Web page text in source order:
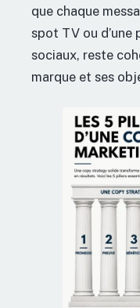
que chaque
spot TV ou d’une
sociaux, reste
marque et ses